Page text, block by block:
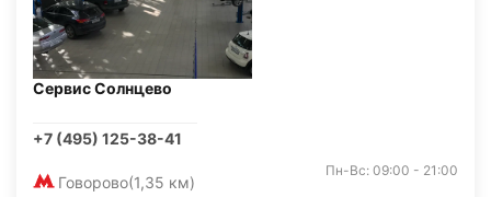
Сервис Солнцево
+7 (495) 125-38-41
Говорово(1,35 км)
Пн-Вс: 09:00 - 21:00